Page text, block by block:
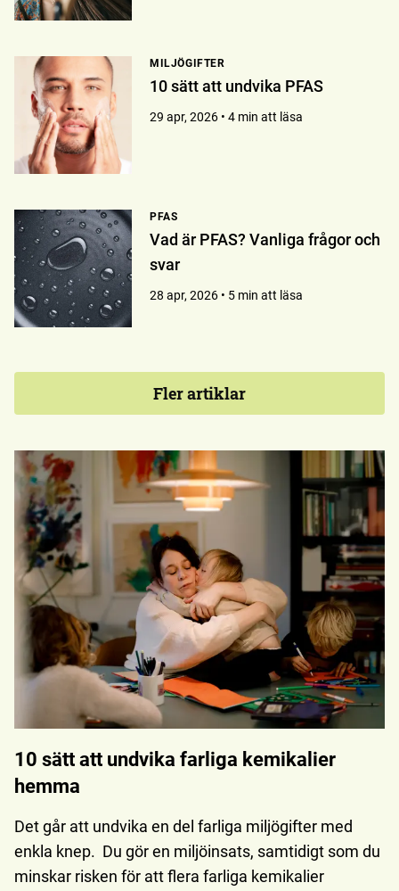
MILJÖGIFTER
10 sätt att undvika PFAS
29 apr, 2026 • 4 min att läsa
PFAS
Vad är PFAS? Vanliga frågor och
svar
28 apr, 2026 • 5 min att läsa
Fler artiklar
10 sätt att undvika farliga kemikalier
hemma
Det går att undvika en del farliga miljögifter med
enkla knep. Du gör en miljöinsats, samtidigt som du
minskar risken för att flera farliga kemikalier